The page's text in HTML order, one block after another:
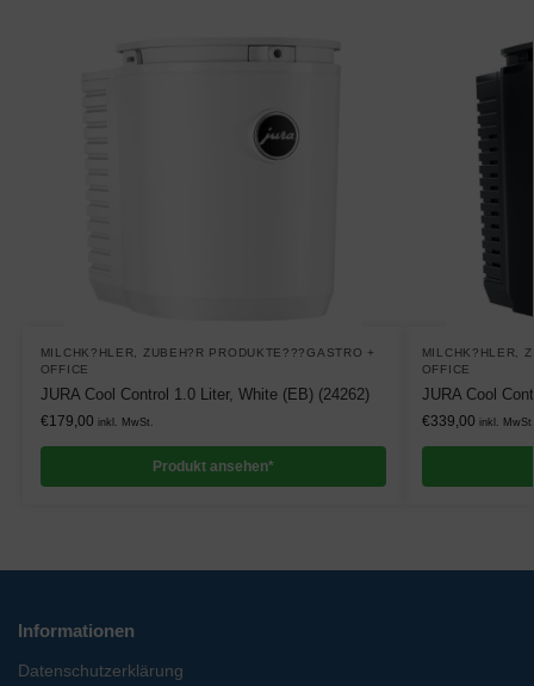
MILCHK?HLER
ZUBEH?R PRODUKTE???GASTRO +
OFFICE
JURA Cool Control 1.0 Liter, White (EB) (24262)
€179,00 inkl. MwSt.
Produkt ansehen*
MILCHK?HLER
OFFICE
JURA Cool
€339,00 inkl. MwSt.
Informationen
Datenschutzerklärung